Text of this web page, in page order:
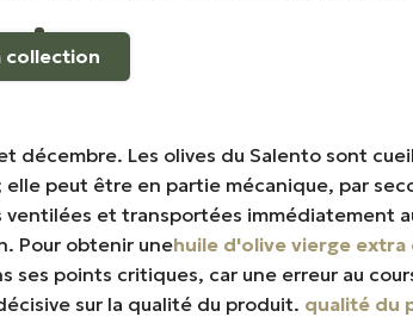
collection
décembre. Les olives du Salento sont
peut être en partie mécanique, par
ventilées et transportées immédiatement
Pour obtenir unehuile d'olive vierge extra
points critiques, car une erreur au
sur la qualité du produit. qualité du